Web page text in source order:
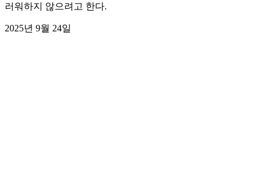
러워하지 않으려고 한다.
2025년 9월 24일